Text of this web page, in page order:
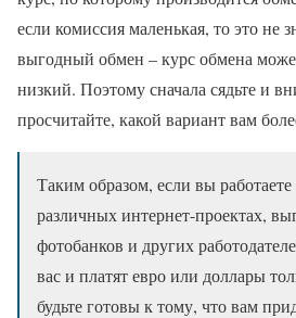
если комиссия маленькая, то это не
выгодный обмен – курс обмена
низкий. Поэтому сначала сядьте и
просчитайте, какой вариант вам
Таким образом, если вы
различных интернет-проектах,
фотобанков и других
вас и платят евро или доллары
будьте готовы к тому, что вам